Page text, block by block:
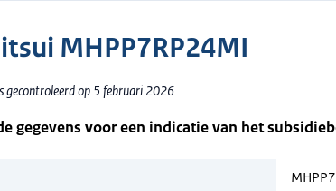
MHPP7RP24MI
gecontroleerd op 5 februari 2026
gegevens voor een indicatie van het